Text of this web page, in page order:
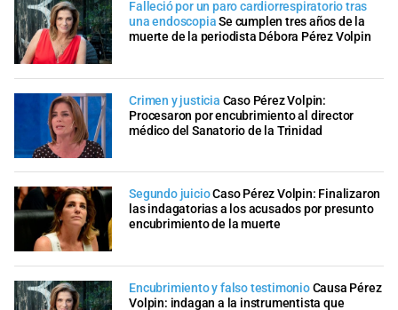
Falleció por un paro cardiorrespiratorio tras
una endoscopiaSe cumplen tres años de la
muerte de la periodista Débora Pérez Volpin
Crimen y justicia Caso Pérez Volpin:
Procesaron por encubrimiento al director
médico del Sanatorio de la Trinidad
Segundo juicioCaso Pérez Volpin: Finalizaron
las indagatorias a los acusados por presunto
encubrimiento de la muerte
Encubrimiento y falso testimonioCausa Pérez
Volpin: indagan a la instrumentista que